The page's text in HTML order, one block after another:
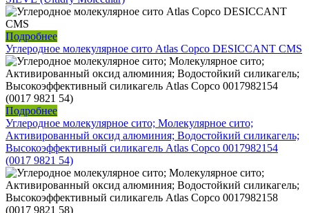
Подробнее
Углеродное молекулярное сито Atlas Copco DESICCANT CMS
Подробнее
Углеродное молекулярное сито; Молекулярное сито;
Активированный оксид алюминия; Водостойкий силикагель;
Высокоэффективный силикагель Atlas Copco 0017982154
(0017 9821 54)